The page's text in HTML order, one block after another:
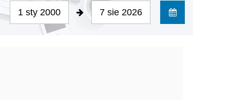
1 sty 2000 7 sie 2026